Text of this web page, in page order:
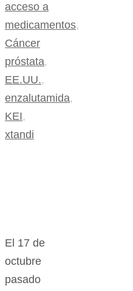
acceso a
medicamentos,
Cáncer
próstata,
EE.UU.,
enzalutamida,
KEI,
xtandi
El 17 de
octubre
pasado